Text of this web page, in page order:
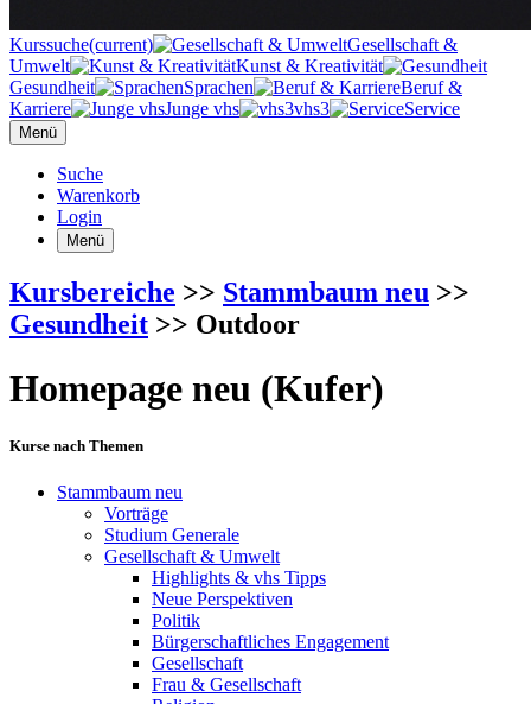
Kurssuche(current)
Gesellschaft &
Umwelt
Kunst & Kreativität
Gesundheit
Sprachen
Beruf &
Karriere
Junge vhs vhs3 Service
Menü
Suche
Warenkorb
Login
Menü
Kursbereiche >> Stammbaum neu >>
Gesundheit >> Outdoor
Homepage neu (Kufer)
Kurse nach Themen
Stammbaum neu
Vorträge
Studium Generale
Gesellschaft & Umwelt
Highlights & vhs Tipps
Neue Perspektiven
Politik
Bürgerschaftliches Engagement
Gesellschaft
Frau & Gesellschaft